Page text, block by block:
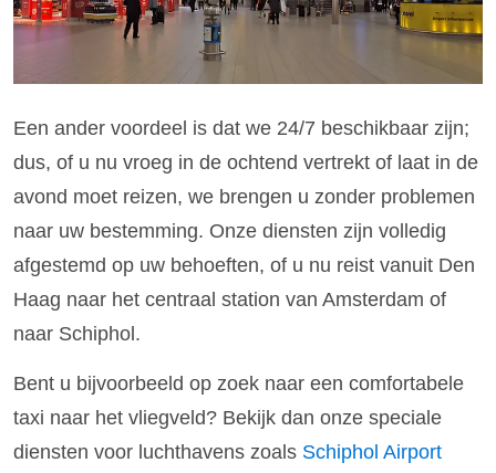
Een ander voordeel is dat we 24/7 beschikbaar zijn;
dus, of u nu vroeg in de ochtend vertrekt of laat in de
avond moet reizen, we brengen u zonder problemen
naar uw bestemming. Onze diensten zijn volledig
afgestemd op uw behoeften, of u nu reist vanuit Den
Haag naar het centraal station van Amsterdam of
naar Schiphol.
Bent u bijvoorbeeld op zoek naar een comfortabele
taxi naar het vliegveld? Bekijk dan onze speciale
diensten voor luchthavens zoals Schiphol Airport